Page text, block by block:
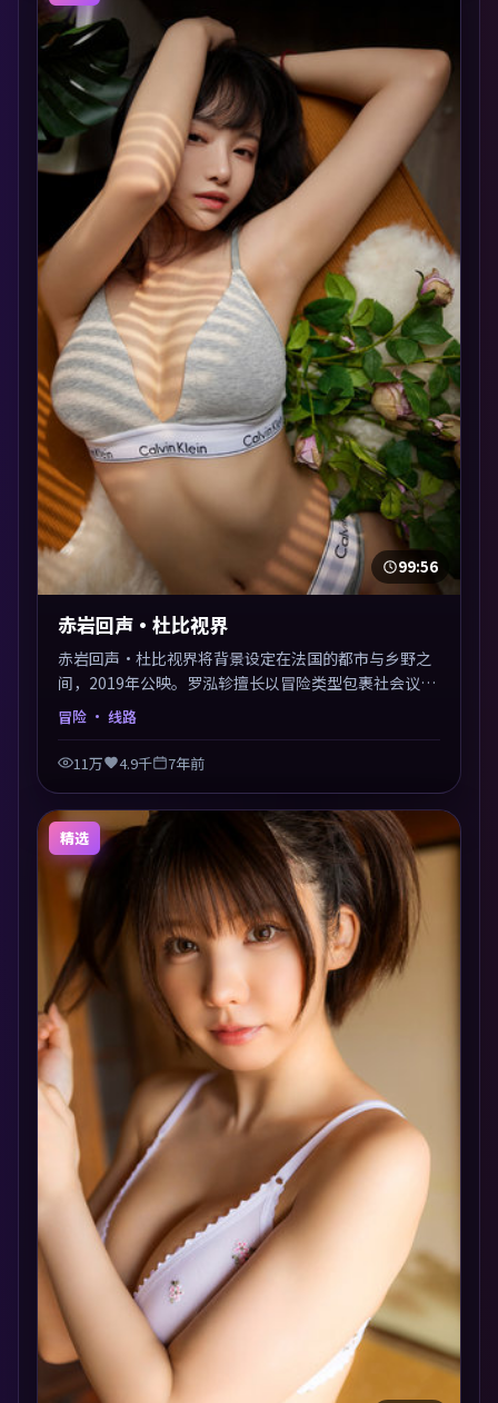
99:56
赤岩回声·杜比视界
赤岩回声·杜比视界将背景设定在法国的都市与乡野之
间，2019年公映。罗泓轸擅长以冒险类型包裹社会议
题，节奏张弛有度，留白处耐人寻味。剪辑利落，悬念
钩子分布均匀，适合一口气看完。
冒险 · 线路
11万 4.9千 7年前
精选